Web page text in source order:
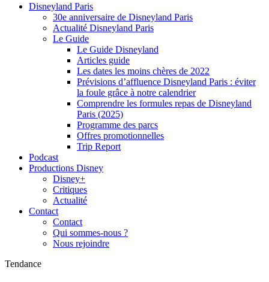
Disneyland Paris
30e anniversaire de Disneyland Paris
Actualité Disneyland Paris
Le Guide
Le Guide Disneyland
Articles guide
Les dates les moins chères de 2022
Prévisions d’affluence Disneyland Paris : éviter
la foule grâce à notre calendrier
Comprendre les formules repas de Disneyland
Paris (2025)
Programme des parcs
Offres promotionnelles
Trip Report
Podcast
Productions Disney
Disney+
Critiques
Actualité
Contact
Contact
Qui sommes-nous ?
Nous rejoindre
Tendance